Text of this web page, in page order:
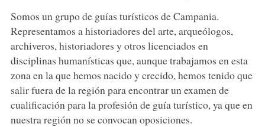
Somos un grupo de guías turísticos de Campania.
Representamos a historiadores del arte, arqueólogos,
archiveros, historiadores y otros licenciados en
disciplinas humanísticas que, aunque trabajamos en esta
zona en la que hemos nacido y crecido, hemos tenido que
salir fuera de la región para encontrar un examen de
cualificación para la profesión de guía turístico, ya que en
nuestra región no se convocan oposiciones.